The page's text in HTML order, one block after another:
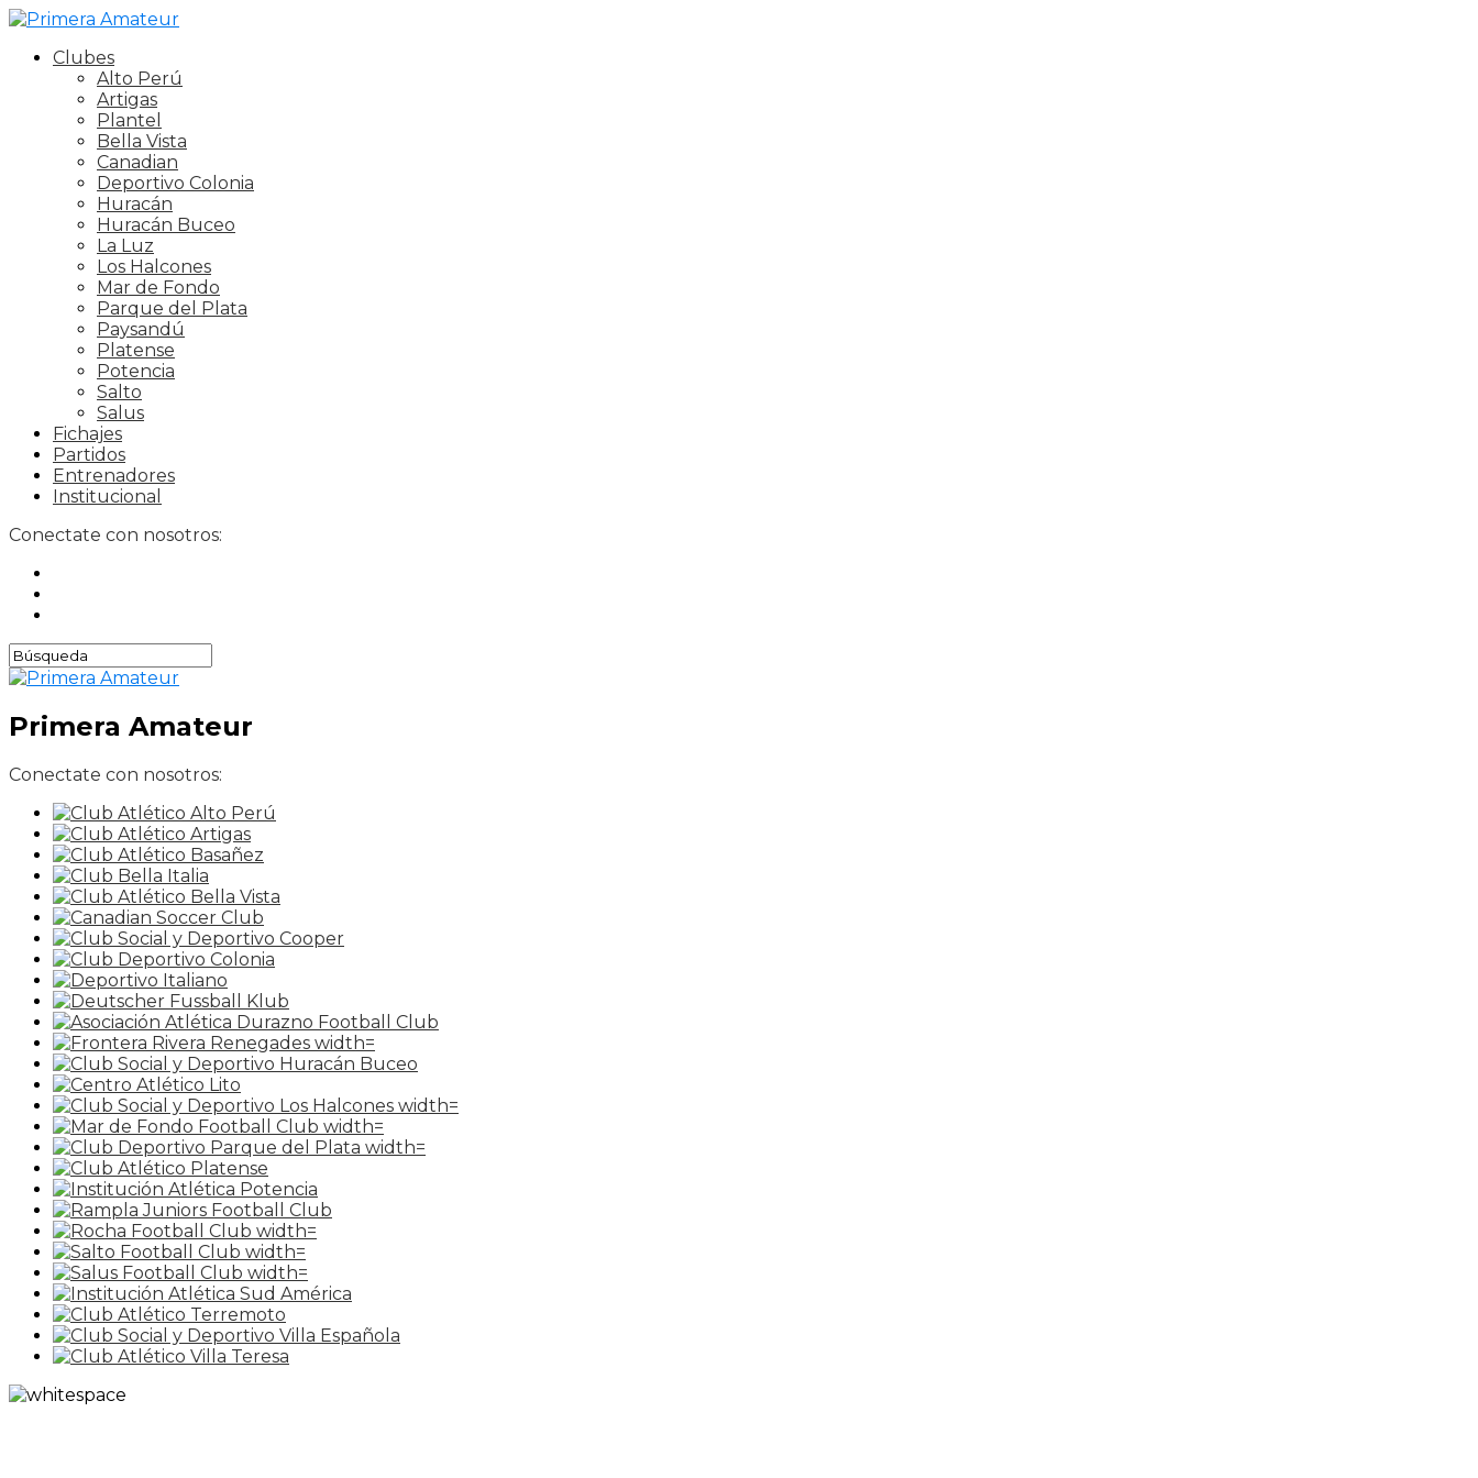
Clubes
Alto Perú
Artigas
Plantel
Bella Vista
Canadian
Deportivo Colonia
Huracán
Huracán Buceo
La Luz
Los Halcones
Mar de Fondo
Parque del Plata
Paysandú
Platense
Potencia
Salto
Salus
Fichajes
Partidos
Entrenadores
Institucional
Conectate con nosotros:
Primera Amateur
Conectate con nosotros: